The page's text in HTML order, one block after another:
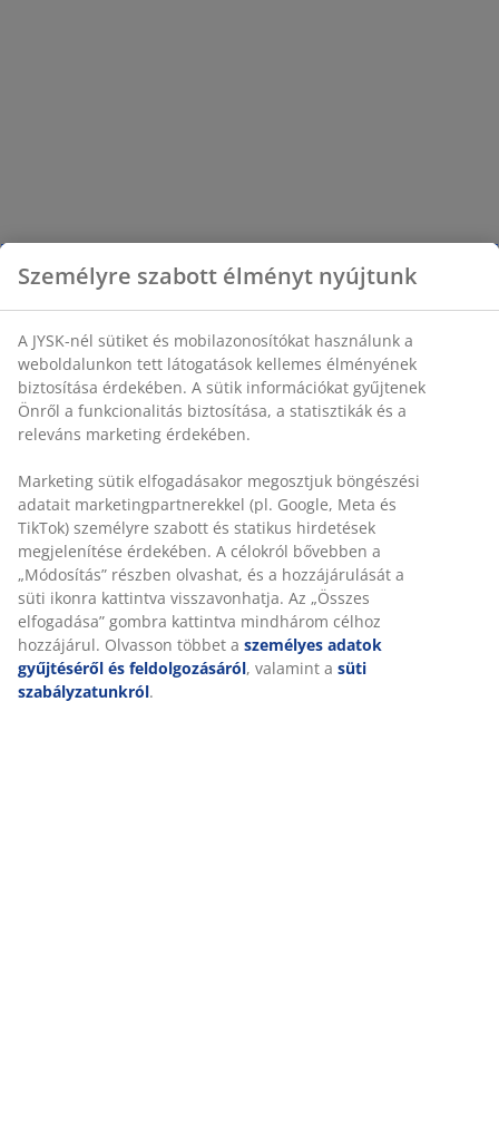
Személyre szabott élményt nyújtunk
A JYSK-nél sütiket és mobilazonosítókat használunk a
weboldalunkon tett látogatások kellemes élményének
biztosítása érdekében. A sütik információkat gyűjtenek
Önről a funkcionalitás biztosítása, a statisztikák és a
releváns marketing érdekében.
Marketing sütik elfogadásakor megosztjuk böngészési
adatait marketingpartnerekkel (pl. Google, Meta és
TikTok) személyre szabott és statikus hirdetések
megjelenítése érdekében. A célokról bővebben a
„Módosítás” részben olvashat, és a hozzájárulását a
süti ikonra kattintva visszavonhatja. Az „Összes
elfogadása” gombra kattintva mindhárom célhoz
hozzájárul. Olvasson többet a személyes adatok
gyűjtéséről és feldolgozásáról, valamint a süti
szabályzatunkról.